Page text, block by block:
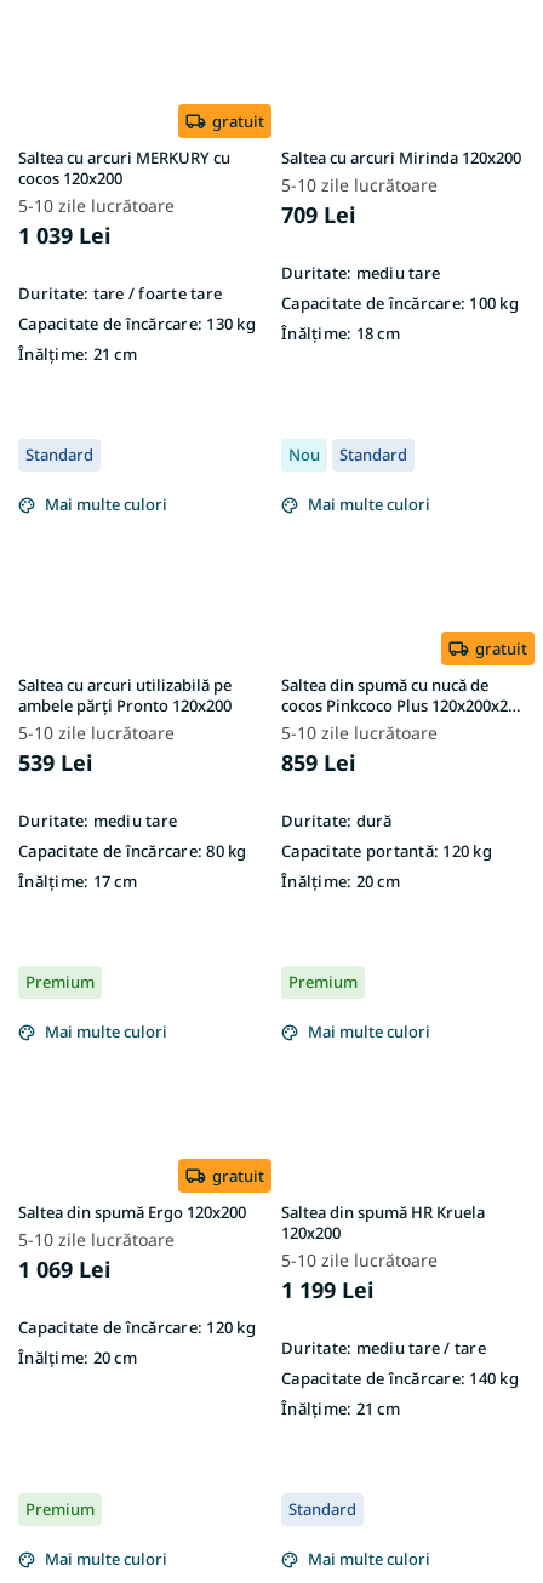
gratuit
Saltea cu arcuri MERKURY cu
cocos 120x200
5-10 zile lucrătoare
1 039 Lei
Duritate: tare / foarte tare
Capacitate de încărcare: 130 kg
Înălțime: 21 cm
Saltea cu arcuri Mirinda 120x200
5-10 zile lucrătoare
709 Lei
Duritate: mediu tare
Capacitate de încărcare: 100 kg
Înălțime: 18 cm
Standard
Mai multe culori
Saltea cu arcuri utilizabilă pe
ambele părți Pronto 120x200
5-10 zile lucrătoare
539 Lei
Duritate: mediu tare
Capacitate de încărcare: 80 kg
Înălțime: 17 cm
Nou Standard
Mai multe culori
gratuit
Saltea din spumă cu nucă de
cocos Pinkcoco Plus 120x200x20 -
husă Aloe Vera
5-10 zile lucrătoare
859 Lei
Duritate: dură
Capacitate portantă: 120 kg
Înălțime: 20 cm
Premium
Mai multe culori
gratuit
Saltea din spumă Ergo 120x200
5-10 zile lucrătoare
1 069 Lei
Capacitate de încărcare: 120 kg
Înălțime: 20 cm
Premium
Mai multe culori
Saltea din spumă HR Kruela
120x200
5-10 zile lucrătoare
1 199 Lei
Duritate: mediu tare / tare
Capacitate de încărcare: 140 kg
Înălțime: 21 cm
Premium
Mai multe culori
Standard
Mai multe culori